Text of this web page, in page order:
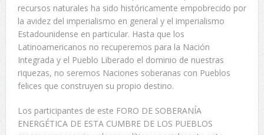
recursos naturales ha sido históricamente empobrecido por
la avidez del imperialismo en general y el imperialismo
Estadounidense en particular. Hasta que los
Latinoamericanos no recuperemos para la Nación
Integrada y el Pueblo Liberado el dominio de nuestras
riquezas, no seremos Naciones soberanas con Pueblos
felices que construyen su propio destino.
Los participantes de este FORO DE SOBERANÍA
ENERGÉTICA DE ESTA CUMBRE DE LOS PUEBLOS